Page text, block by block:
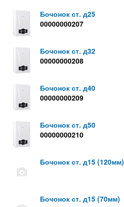
Бочонок ст. д25
00000000207
Бочонок ст. д32
00000000208
Бочонок ст. д40
00000000209
Бочонок ст. д50
00000000210
Бочонок ст. д15 (120мм)
Бочонок ст. д15 (70мм)